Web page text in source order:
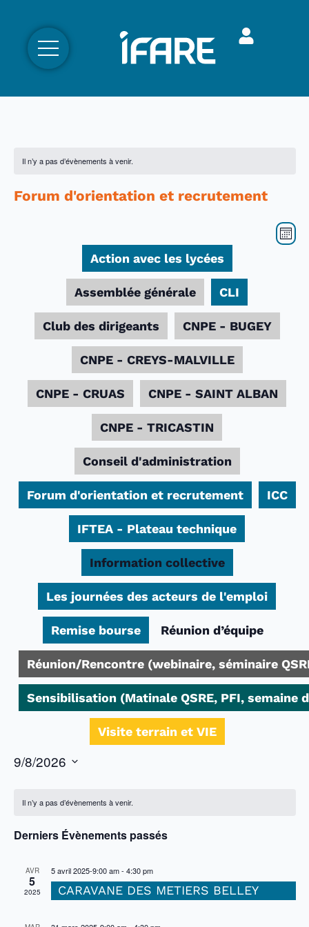
Il n’y a pas d’évènements à venir.
Forum d'orientation et recrutement
par
de
Mois
Action avec les lycées
Assemblée générale CLI
Club des dirigeants CNPE - BUGEY
CNPE - CREYS-MALVILLE
CNPE - CRUAS CNPE - SAINT ALBAN
CNPE - TRICASTIN
Conseil d'administration
Forum d'orientation et recrutement ICC
IFTEA - Plateau technique
Information collective
Les journées des acteurs de l'emploi
Remise bourse Réunion d’équipe
Réunion/Rencontre (webinaire, séminaire
Sensibilisation (Matinale QSRE, PFI, semaine
Visite terrain et VIE
9/8/2026
date.
Il n’y a pas d’évènements à venir.
Derniers Évènements passés
AVR
5
2025
5 avril 2025-9:00 am- 4:30 pm
CARAVANE DES METIERS BELLEY